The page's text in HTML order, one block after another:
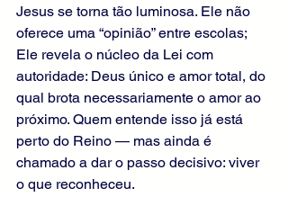
Jesus se torna tão luminosa. Ele não
oferece uma “opinião” entre escolas;
Ele revela o núcleo da Lei com
autoridade: Deus único e amor total, do
qual brota necessariamente o amor ao
próximo. Quem entende isso já está
perto do Reino — mas ainda é
chamado a dar o passo decisivo: viver
o que reconheceu.